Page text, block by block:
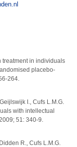
treatment in individuals
placebo-
264.
I., Cufs L.M.G.
with intellectual
51: 340-9.
R., Cufs L.M.G.